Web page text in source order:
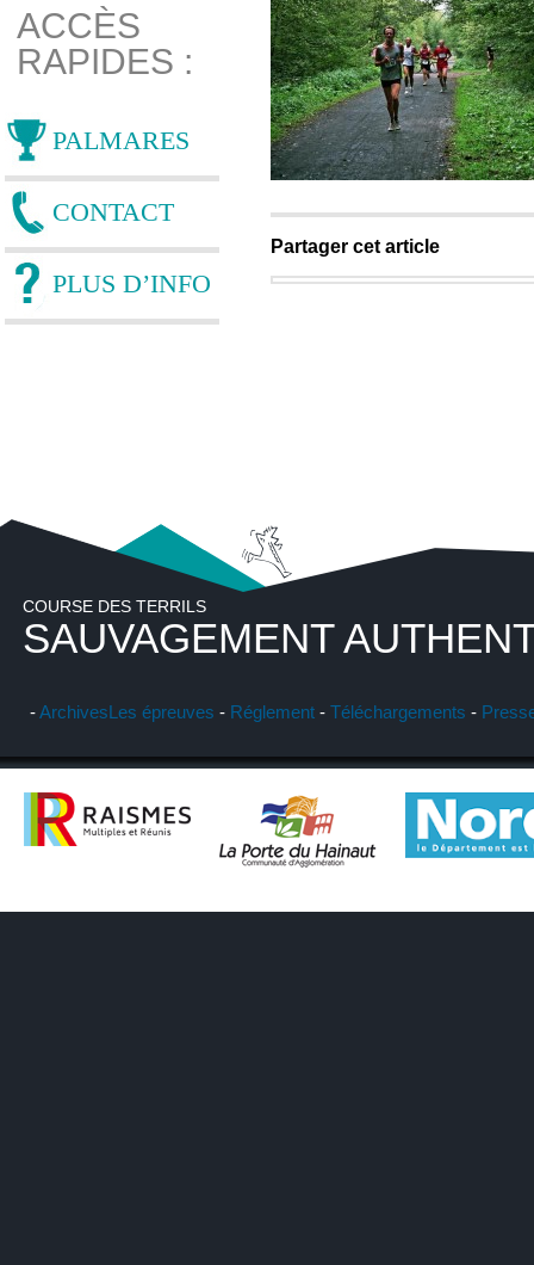
ACCÈS
RAPIDES :
PALMARES
CONTACT
PLUS D’INFO
Partager cet article
COURSE DES TERRILS
SAUVAGEMENT
-ArchivesLes épreuves - Réglement - Téléchargements -